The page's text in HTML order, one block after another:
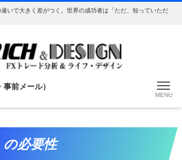
いで大きく差がつく。世界の成功者は「ただ、知っていただ
前メール）
の必要性